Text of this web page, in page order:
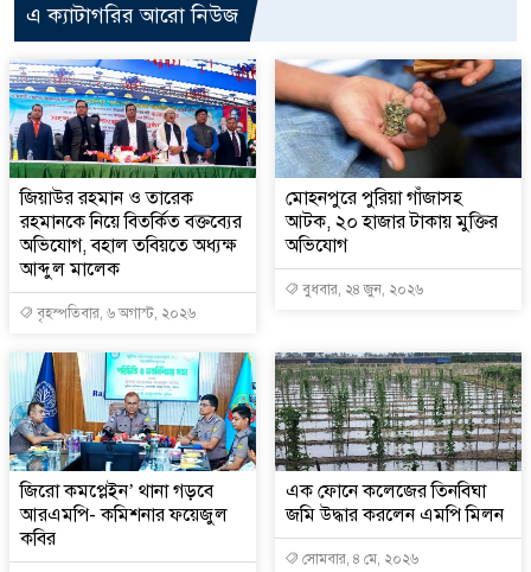
এ ক্যাটাগরির আরো নিউজ
জিয়াউর রহমান ও তারেক
রহমানকে নিয়ে বিতর্কিত বক্তব্যের
অভিযোগ, বহাল তবিয়তে অধ্যক্ষ
আব্দুল মালেক
বৃহস্পতিবার, ৬ অগাস্ট, ২০২৬
মোহনপুরে পুরিয়া গাঁজাসহ
আটক, ২০ হাজার টাকায় মুক্তির
অভিযোগ
বুধবার, ২৪ জুন, ২০২৬
জিরো কমপ্লেইন’ থানা গড়বে
আরএমপি- কমিশনার ফয়েজুল
কবির
এক ফোনে কলেজের তিনবিঘা
জমি উদ্ধার করলেন এমপি মিলন
সোমবার, ৪ মে, ২০২৬